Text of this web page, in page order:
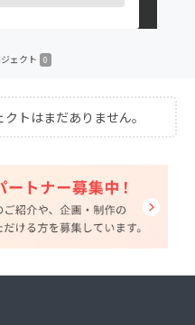
ェクト 0
トはまだありません。